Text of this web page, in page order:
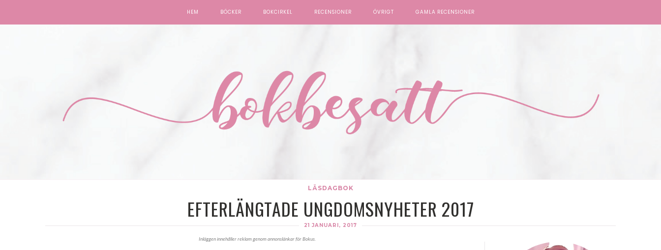
HEM BÖCKER BOKCIRKEL RECENSIONER ÖVRIGT GAMLA RECENSIONER
LÄSDAGBOK
EFTERLÄNGTADE UNGDOMSNYHETER 2017
21 JANUARI, 2017
Inläggen innehåller reklam genom annonslänkar för Bokus.